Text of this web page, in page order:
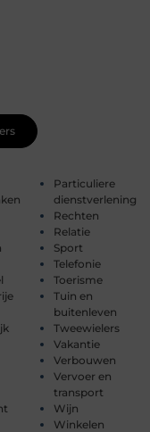
Particuliere
dienstverlening
Rechten
Relatie
Sport
Telefonie
Toerisme
Tuin en
buitenleven
Tweewielers
Vakantie
Verbouwen
Vervoer en
transport
Wijn
Winkelen